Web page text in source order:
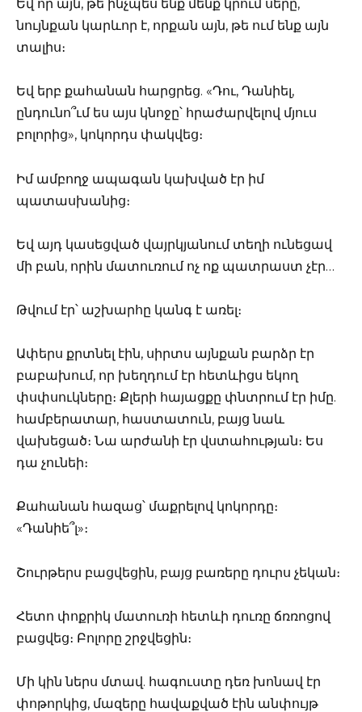
Եվ որ այն, թե ինչպես ենք մենք կրում սերը,
նույնքան կարևոր է, որքան այն, թե ում ենք այն
տալիս։
Եվ երբ քահանան հարցրեց. «Դու, Դանիել,
ընդունո՞ւմ ես այս կնոջը՝ հրաժարվելով մյուս
բոլորից», կոկորդս փակվեց։
Իմ ամբողջ ապագան կախված էր իմ
պատասխանից։
Եվ այդ կասեցված վայրկյանում տեղի ունեցավ
մի բան, որին մատուռում ոչ ոք պատրաստ չէր…
Թվում էր՝ աշխարհը կանգ է առել։
Ափերս քրտնել էին, սիրտս այնքան բարձր էր
բաբախում, որ խեղդում էր հետևիցս եկող
փսփսուկները։ Քլերի հայացքը փնտրում էր իմը.
համբերատար, հաստատուն, բայց նաև
վախեցած։ Նա արժանի էր վստահության։ Ես
դա չունեի։
Քահանան հազաց՝ մաքրելով կոկորդը։
«Դանիե՞լ»։
Շուրթերս բացվեցին, բայց բառերը դուրս չեկան։
Հետո փոքրիկ մատուռի հետևի դուռը ճռռոցով
բացվեց։ Բոլորը շրջվեցին։
Մի կին ներս մտավ. հագուստը դեռ խոնավ էր
փոթորկից, մազերը հավաքված էին անփույթ